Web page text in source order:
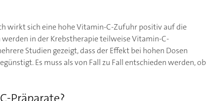
wirkt sich eine hohe Vitamin-C-Zufuhr positiv auf die
werden in der Krebstherapie teilweise Vitamin-C-
Studien gezeigt, dass der Effekt bei hohen Dosen
Es muss als von Fall zu Fall entschieden werden, ob